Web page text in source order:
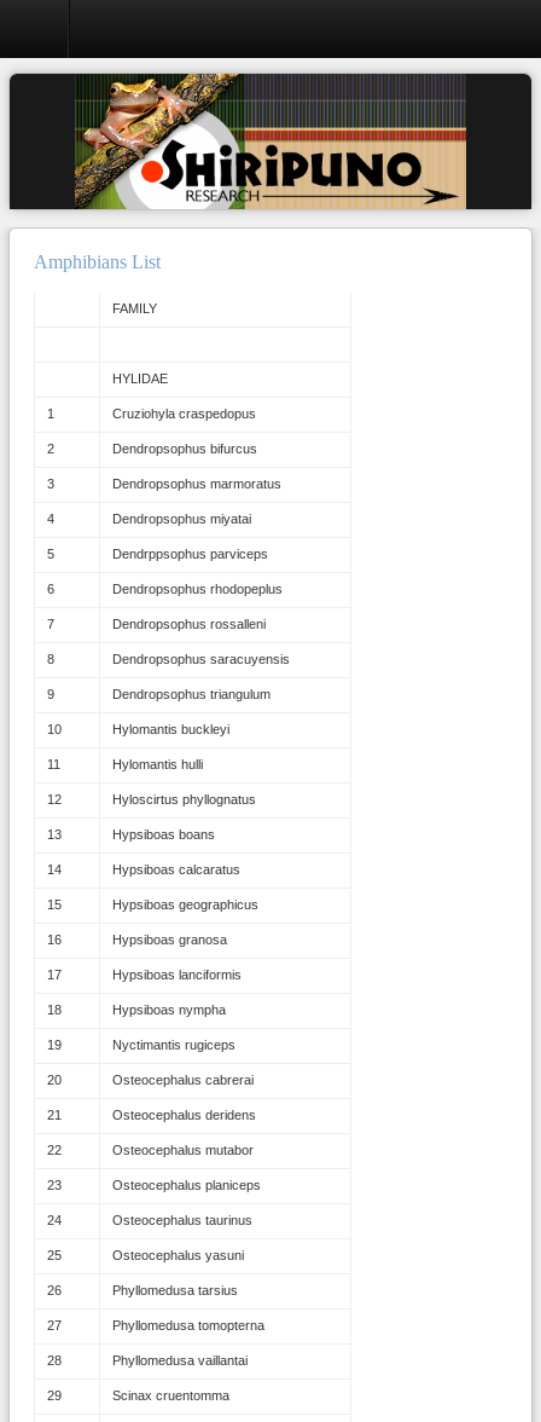
Amphibians List
FAMILY
HYLIDAE
1 Cruziohyla craspedopus
2 Dendropsophus bifurcus
3 Dendropsophus marmoratus
4 Dendropsophus miyatai
5 Dendrppsophus parviceps
6 Dendropsophus rhodopeplus
7 Dendropsophus rossalleni
8 Dendropsophus saracuyensis
9 Dendropsophus triangulum
10 Hylomantis buckleyi
11 Hylomantis hulli
12 Hyloscirtus phyllognatus
13 Hypsiboas boans
14 Hypsiboas calcaratus
15 Hypsiboas geographicus
16 Hypsiboas granosa
17 Hypsiboas lanciformis
18 Hypsiboas nympha
19 Nyctimantis rugiceps
20 Osteocephalus cabrerai
21 Osteocephalus deridens
22 Osteocephalus mutabor
23 Osteocephalus planiceps
24 Osteocephalus taurinus
25 Osteocephalus yasuni
26 Phyllomedusa tarsius
27 Phyllomedusa tomopterna
28 Phyllomedusa vaillantai
29 Scinax cruentomma